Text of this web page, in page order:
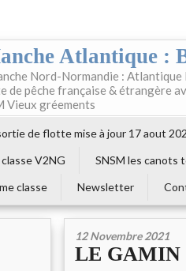
Atlantique :
Nord-Normandie :
de pêche française & étrangère
Vieux gréements
de flotte mise à jour 17 aout
V2NG
SNSM les canots
classe
Newsletter
12 Novembre 2021
LE GAMIN